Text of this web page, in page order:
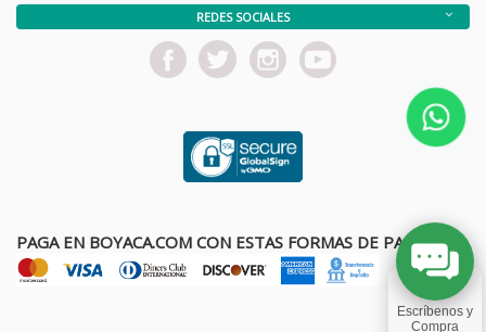
REDES SOCIALES
PAGA EN BOYACA.COM CON ESTAS FORMAS DE PAGO